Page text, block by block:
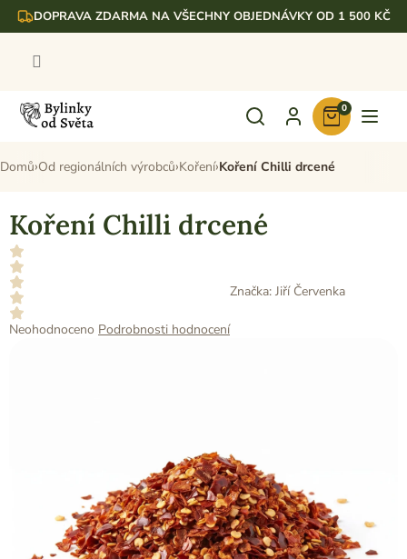
Přejít DOPRAVA ZDARMA NA VŠECHNY OBJEDNÁVKY OD 1 500 KČ
Nákupní
košík
0
Domů Od regionálních výrobců Koření Koření Chilli drcené
Koření Chilli drcené
Průměrné
Neohodnoceno Podrobnosti hodnocení
Značka: Jiří Červenka